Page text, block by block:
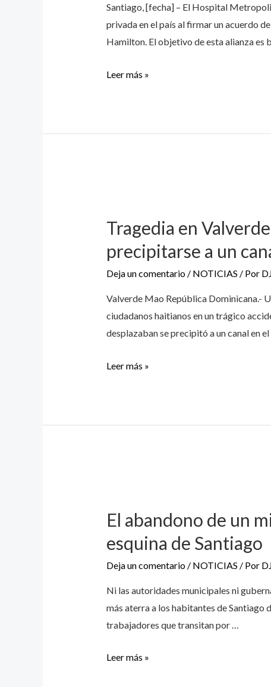
Santiago, [fecha] – El Hospital
privada en el país al firmar un acuerdo
Hamilton. El objetivo de esta alianza es
Leer más »
Tragedia en
precipitarse a un
Deja un comentario / NOTICIAS / Por
Valverde Mao República Dominicana.-
ciudadanos haitianos en un trágico
desplazaban se precipitó a un canal en
Leer más »
El abandono de un
esquina de Santiago
Deja un comentario / NOTICIAS / Por
Ni las autoridades municipales ni
más aterra a los habitantes de Santiago
trabajadores que transitan por …
Leer más »